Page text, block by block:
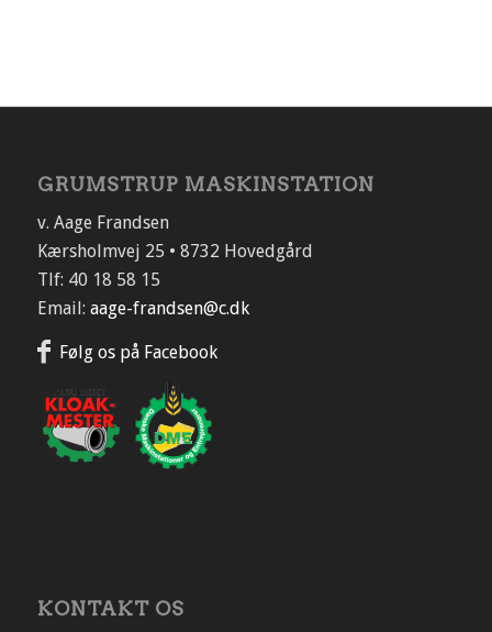
GRUMSTRUP MASKINSTATION
v. Aage Frandsen
Kærsholmvej 25 • 8732 Hovedgård
Tlf: 40 18 58 15
Email: aage-frandsen@c.dk
Følg os på Facebook
KONTAKT OS